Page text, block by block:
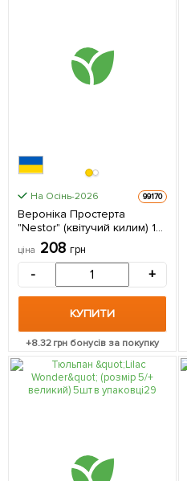
На Осінь-2026 99170
Вероніка Простерта
"Nestor" (квітучий килим) 1
саджанець в упаковці
ціна 208 грн
- +
КУПИТИ
+8.32грн бонусів за покупку